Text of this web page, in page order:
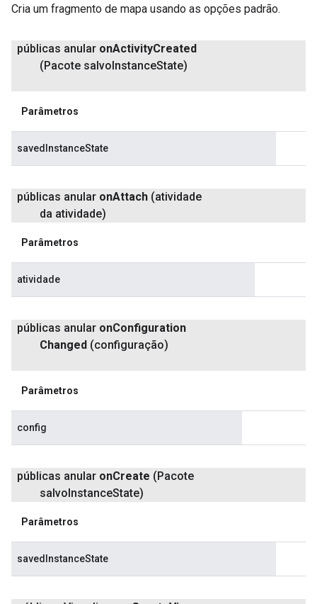
Cria um fragmento de mapa usando as opções padrão.
públicas anular onActivityCreated
(Pacote salvo InstanceState)
Parâmetros
savedInstanceState
públicas anular onAttach (atividade
da atividade)
Parâmetros
atividade
públicas anular onConfiguration
Changed (configuração)
Parâmetros
config
públicas anular onCreate (Pacote
salvo InstanceState)
Parâmetros
savedInstanceState